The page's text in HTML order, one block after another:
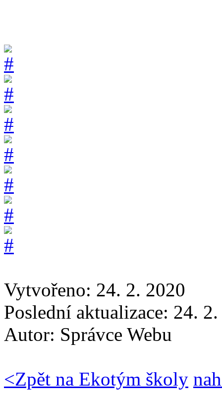
Vytvořeno: 24. 2. 2020
Poslední aktualizace: 24.
Autor: Správce Webu
<Zpět na Ekotým školy